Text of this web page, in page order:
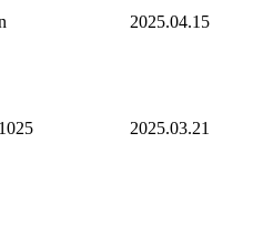
2025.04.15
2025.03.21